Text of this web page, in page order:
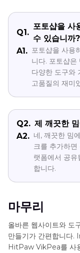
Q1.
포토샵을 사
수 있습니까?
A1. 포토샵을 사용
니다. 포토샵은
다양한 도구와
고품질의 재미
Q2. 제 깨끗한
A2. 네, 깨끗한 밈
크를 추가하
랫폼에서 공
합니다.
마무리
올바른 웹사이트와 도
만들기가 간편합니다.
HitPaw VikPea를 사